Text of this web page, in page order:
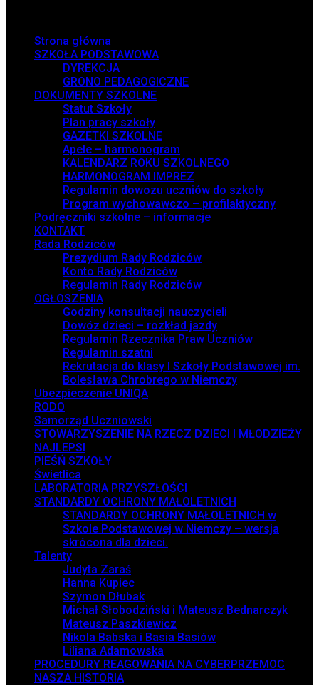
Strona główna
SZKOŁA PODSTAWOWA
DYREKCJA
GRONO PEDAGOGICZNE
DOKUMENTY SZKOLNE
Statut Szkoły
Plan pracy szkoły
GAZETKI SZKOLNE
Apele – harmonogram
KALENDARZ ROKU SZKOLNEGO
HARMONOGRAM IMPREZ
Regulamin dowozu uczniów do szkoły
Program wychowawczo – profilaktyczny
Podręczniki szkolne – informacje
KONTAKT
Rada Rodziców
Prezydium Rady Rodziców
Konto Rady Rodziców
Regulamin Rady Rodziców
OGŁOSZENIA
Godziny konsultacji nauczycieli
Dowóz dzieci – rozkład jazdy
Regulamin Rzecznika Praw Uczniów
Regulamin szatni
Rekrutacja do klasy I Szkoły Podstawowej im.
Bolesława Chrobrego w Niemczy
Ubezpieczenie UNIQA
RODO
Samorząd Uczniowski
STOWARZYSZENIE NA RZECZ DZIECI I MŁODZIEŻY
NAJLEPSI
PIEŚŃ SZKOŁY
Świetlica
LABORATORIA PRZYSZŁOŚCI
STANDARDY OCHRONY MAŁOLETNICH
STANDARDY OCHRONY MAŁOLETNICH w
Szkole Podstawowej w Niemczy – wersja
skrócona dla dzieci.
Talenty
Judyta Zaraś
Hanna Kupiec
Szymon Dłubak
Michał Słobodziński i Mateusz Bednarczyk
Mateusz Paszkiewicz
Nikola Babska i Basia Basiów
Liliana Adamowska
PROCEDURY REAGOWANIA NA CYBERPRZEMOC
NASZA HISTORIA